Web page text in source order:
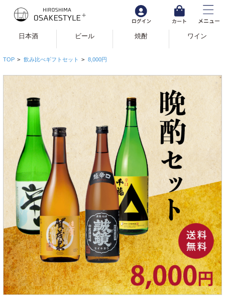
日本酒 ビール 焼酎 ワイン
TOP > 飲み比べギフトセット > 8,000円